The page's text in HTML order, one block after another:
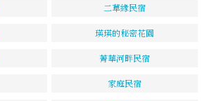
二草緣民宿
瑛瑛的秘密花園
菁華河畔民宿
家庭民宿